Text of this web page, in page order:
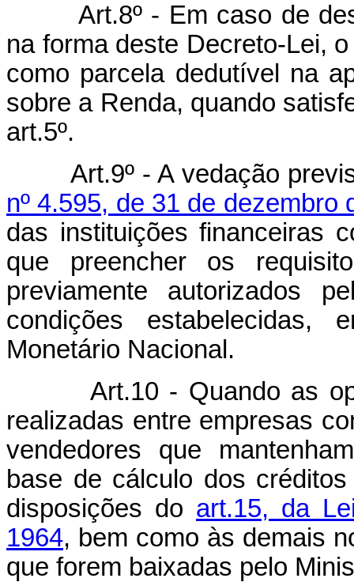
Art.8º - Em caso de
na forma deste Decreto-Lei,
como parcela dedutível na
sobre a Renda, quando
art.5º.
Art.9º - A vedação
nº 4.595, de 31 de dezembro
das instituições financeiras
que preencher os
previamente autorizados
condições estabelecidas,
Monetário Nacional.
Art.10 - Quando as
realizadas entre empresas
vendedores que
base de cálculo dos
disposições do art.15, da
1964, bem como às demais
que forem baixadas pelo